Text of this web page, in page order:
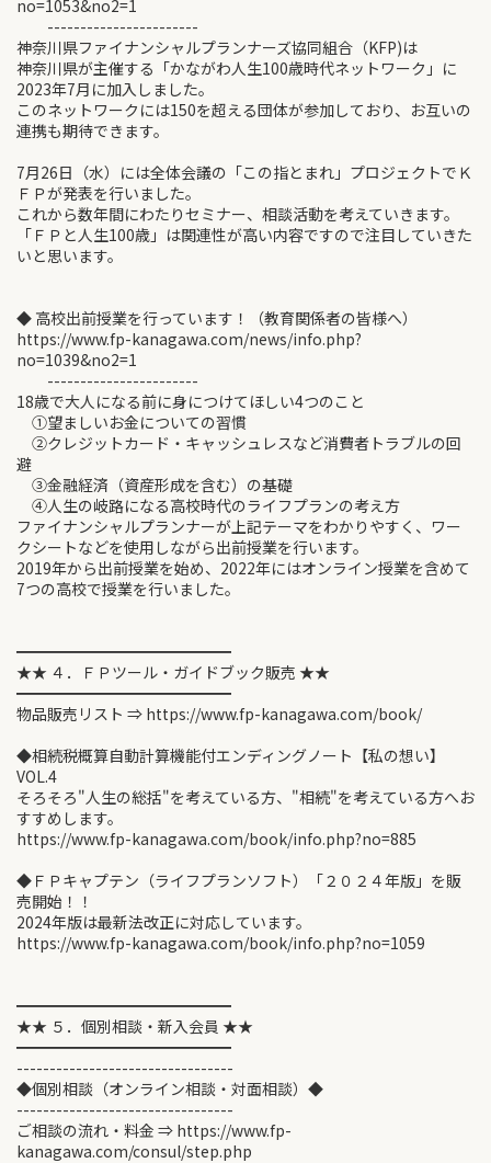
no=1053&no2=1
-----------------------
神奈川県ファイナンシャルプランナーズ協同組合（KFP)は
神奈川県が主催する「かながわ人生100歳時代ネットワーク」に
2023年7月に加入しました。
このネットワークには150を超える団体が参加しており、お互いの
連携も期待できます。
7月26日（水）には全体会議の「この指とまれ」プロジェクトでＫ
ＦＰが発表を行いました。
これから数年間にわたりセミナー、相談活動を考えていきます。
「ＦＰと人生100歳」は関連性が高い内容ですので注目していきた
いと思います。
◆ 高校出前授業を行っています！（教育関係者の皆様へ）
https://www.fp-kanagawa.com/news/info.php?
no=1039&no2=1
-----------------------
18歳で大人になる前に身につけてほしい4つのこと
①望ましいお金についての習慣
②クレジットカード・キャッシュレスなど消費者トラブルの回
避
③金融経済（資産形成を含む）の基礎
④人生の岐路になる高校時代のライフプランの考え方
ファイナンシャルプランナーが上記テーマをわかりやすく、ワー
クシートなどを使用しながら出前授業を行います。
2019年から出前授業を始め、2022年にはオンライン授業を含めて
7つの高校で授業を行いました。
━━━━━━━━━━━━━━
★★ ４．ＦＰツール・ガイドブック販売 ★★
━━━━━━━━━━━━━━
物品販売リスト ⇒ https://www.fp-kanagawa.com/book/
◆相続税概算自動計算機能付エンディングノート【私の想い】
VOL.4
そろそろ"人生の総括"を考えている方、"相続"を考えている方へお
すすめします。
https://www.fp-kanagawa.com/book/info.php?no=885
◆ＦＰキャプテン（ライフプランソフト）「２０２４年版」を販
売開始！！
2024年版は最新法改正に対応しています。
https://www.fp-kanagawa.com/book/info.php?no=1059
━━━━━━━━━━━━━━
★★ ５．個別相談・新入会員 ★★
━━━━━━━━━━━━━━
---------------------------------
◆個別相談（オンライン相談・対面相談）◆
---------------------------------
ご相談の流れ・料金 ⇒ https://www.fp-
kanagawa.com/consul/step.php